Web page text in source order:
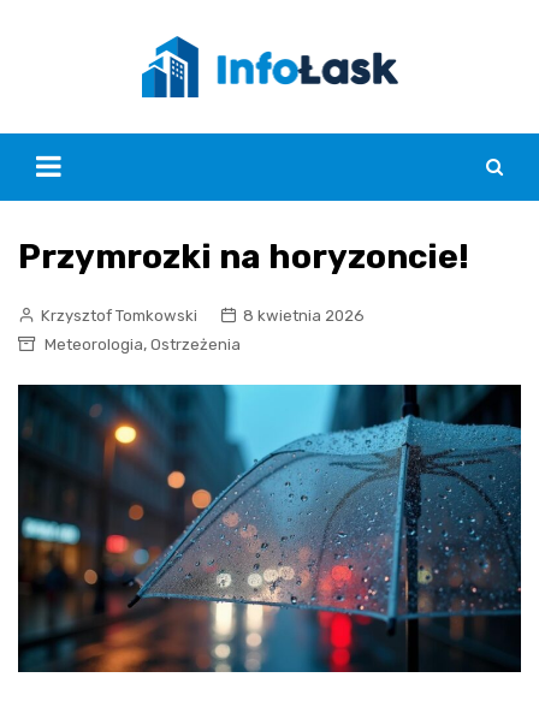
Przymrozki na horyzoncie!
Krzysztof Tomkowski
8 kwietnia 2026
Meteorologia, Ostrzeżenia